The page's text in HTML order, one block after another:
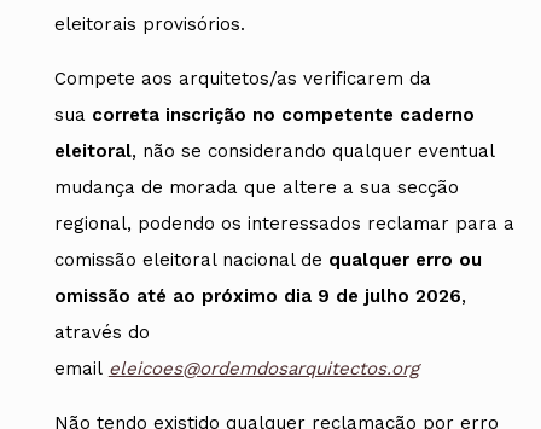
eleitorais provisórios.
Compete aos arquitetos/as verificarem da
sua correta inscrição no competente caderno
eleitoral, não se considerando qualquer eventual
mudança de morada que altere a sua secção
regional, podendo os interessados reclamar para a
comissão eleitoral nacional de qualquer erro ou
omissão até ao próximo dia 9 de julho 2026,
através do
email eleicoes@ordemdosarquitectos.org
Não tendo existido qualquer reclamação por erro